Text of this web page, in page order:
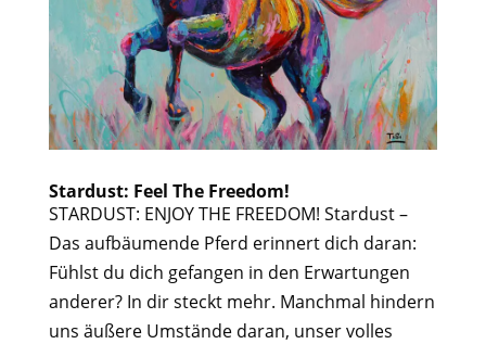
Stardust: Feel The Freedom!
STARDUST: ENJOY THE FREEDOM! Stardust –
Das aufbäumende Pferd erinnert dich daran:
Fühlst du dich gefangen in den Erwartungen
anderer? In dir steckt mehr. Manchmal hindern
uns äußere Umstände daran, unser volles